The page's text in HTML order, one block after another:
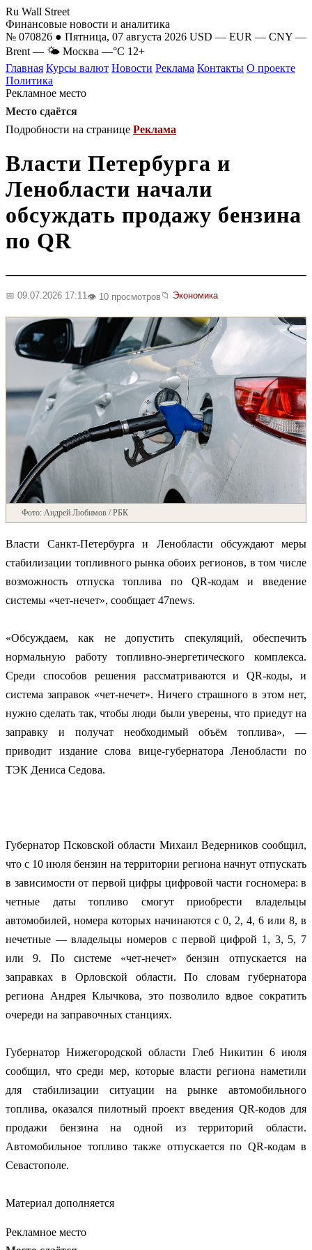
Ru Wall Street
Финансовые новости и аналитика
№ 070826 ● Пятница, 07 августа 2026 USD — EUR — CNY —
Brent — 🌤 Москва —°C 12+
Главная Курсы валют Новости Реклама Контакты О проекте
Политика
Рекламное место
Место сдаётся
Подробности на странице Реклама
Власти Петербурга и
Ленобласти начали
обсуждать продажу бензина
по QR
📅 09.07.2026 17:11 👁️ 10 просмотров📁 Экономика
Фото: Андрей Любимов / РБК
Власти Санкт-Петербурга и Ленобласти обсуждают меры
стабилизации топливного рынка обоих регионов, в том числе
возможность отпуска топлива по QR-кодам и введение
системы «чет-нечет», сообщает 47news.
«Обсуждаем, как не допустить спекуляций, обеспечить
нормальную работу топливно-энергетического комплекса.
Среди способов решения рассматриваются и QR-коды, и
система заправок «чет-нечет». Ничего страшного в этом нет,
нужно сделать так, чтобы люди были уверены, что приедут на
заправку и получат необходимый объём топлива», —
приводит издание слова вице-губернатора Ленобласти по
ТЭК Дениса Седова.
Губернатор Псковской области Михаил Ведерников сообщил,
что с 10 июля бензин на территории региона начнут отпускать
в зависимости от первой цифры цифровой части госномера: в
четные даты топливо смогут приобрести владельцы
автомобилей, номера которых начинаются с 0, 2, 4, 6 или 8, в
нечетные — владельцы номеров с первой цифрой 1, 3, 5, 7
или 9. По системе «чет-нечет» бензин отпускается на
заправках в Орловской области. По словам губернатора
региона Андрея Клычкова, это позволило вдвое сократить
очереди на заправочных станциях.
Губернатор Нижегородской области Глеб Никитин 6 июля
сообщил, что среди мер, которые власти региона наметили
для стабилизации ситуации на рынке автомобильного
топлива, оказался пилотный проект введения QR-кодов для
продажи бензина на одной из территорий области.
Автомобильное топливо также отпускается по QR-кодам в
Севастополе.
Материал дополняется
Рекламное место